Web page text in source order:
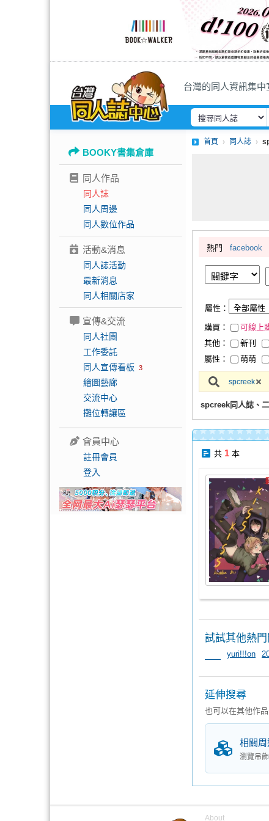
台灣的同人資訊集中
BOOKY書集倉庫
同人作品
同人誌
同人周邊
同人數位作品
活動&消息
同人誌活動
最新消息
同人相關店家
宣傳&交流
同人社團
工作委託
同人宣傳看板 3
繪圖藝廊
交流中心
攤位轉讓區
會員中心
註冊會員
登入
首頁 同人誌
熱門 facebook
屬性：
購買： 可線上
其他：
新刊
屬性：
萌萌
spcreek
spcreek同人誌、
共 1 本
試試其他熱
yuri!!!on
延伸搜尋
也可以在其他作
相關
瀏覽吊
About